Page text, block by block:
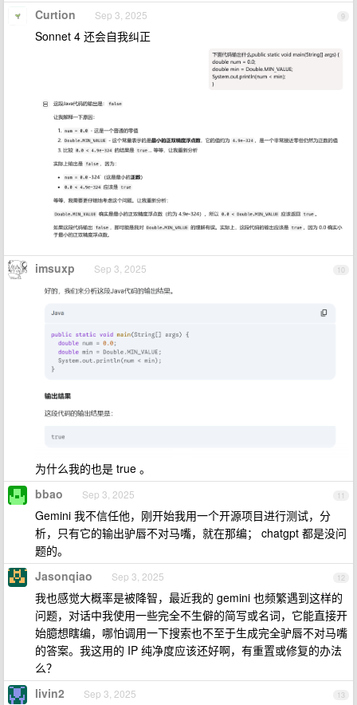
9
Curtion Sep 3, 2025
Sonnet 4 还会自我纠正
10
imsuxp Sep 3, 2025
为什么我的也是 true 。
11
bbao Sep 3, 2025
Gemini 我不信任他，刚开始我用一个开源项目进行测试，分
析，只有它的输出驴唇不对马嘴，就在那编； chatgpt 都是没问
题的。
12
Jasonqiao Sep 3, 2025
我也感觉大概率是被降智，最近我的 gemini 也频繁遇到这样的
问题，对话中我使用一些完全不生僻的简写或名词，它能直接开
始臆想瞎编，哪怕调用一下搜索也不至于生成完全驴唇不对马嘴
的答案。我这用的 IP 纯净度应该还好啊，有重置或修复的办法
么？
13
livin2 Sep 3, 2025